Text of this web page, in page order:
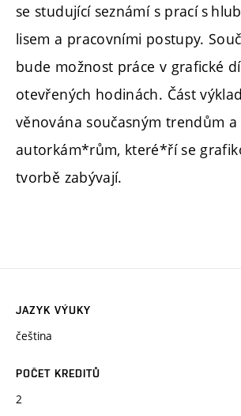
se studující seznámí s prací s
lisem a pracovními postupy.
bude možnost práce v grafické
otevřených hodinách. Část
věnována současným trendům a
autorkám*rům, které*ří se
tvorbě zabývají.
JAZYK VÝUKY
čeština
POČET KREDITŮ
2